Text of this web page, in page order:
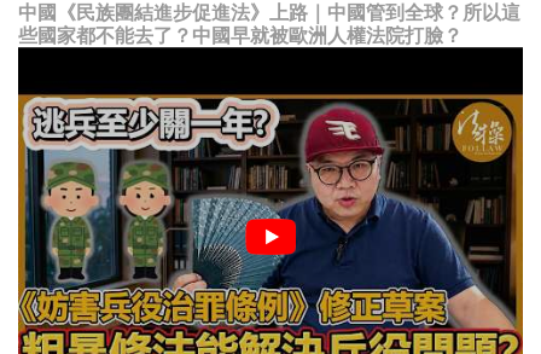
中國《民族團結進步促進法》上路｜中國管到全球？所以這
些國家都不能去了？中國早就被歐洲人權法院打臉？